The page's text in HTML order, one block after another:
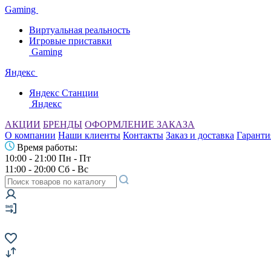
Gaming
Виртуальная реальность
Игровые приставки
Gaming
Яндекс
Яндекс Станции
Яндекс
АКЦИИ БРЕНДЫ ОФОРМЛЕНИЕ ЗАКАЗА
О компании Наши клиенты Контакты Заказ и доставка
Время работы:
10:00 - 21:00 Пн - Пт
11:00 - 20:00 Сб - Вс